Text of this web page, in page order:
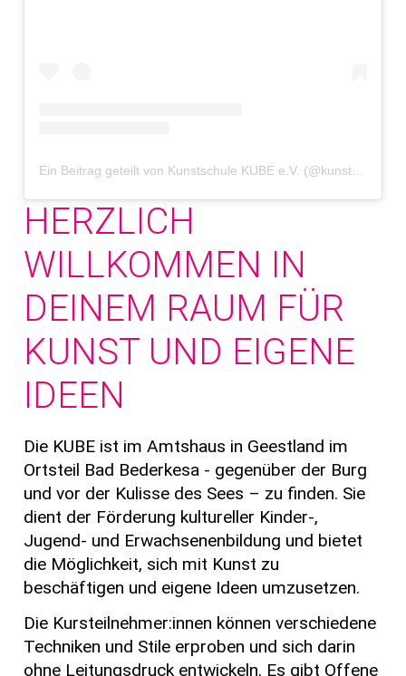
HERZLICH
WILLKOMMEN IN
DEINEM RAUM FÜR
KUNST UND EIGENE
IDEEN
Die KUBE ist im Amtshaus in Geestland im
Ortsteil Bad Bederkesa - gegenüber der Burg
und vor der Kulisse des Sees – zu finden. Sie
dient der Förderung kultureller Kinder-,
Jugend- und Erwachsenenbildung und bietet
die Möglichkeit, sich mit Kunst zu
beschäftigen und eigene Ideen umzusetzen.
Die Kursteilnehmer:innen können verschiedene
Techniken und Stile erproben und sich darin
ohne Leitungsdruck entwickeln. Es gibt Offene